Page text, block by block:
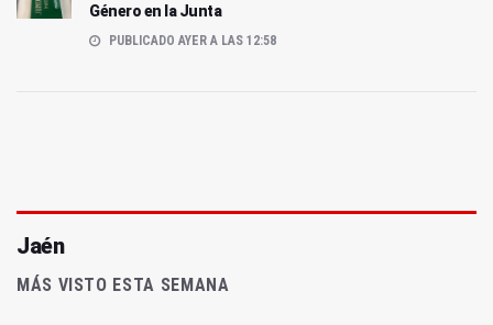
Género en la Junta
PUBLICADO AYER A LAS 12:58
Jaén
MÁS VISTO ESTA SEMANA